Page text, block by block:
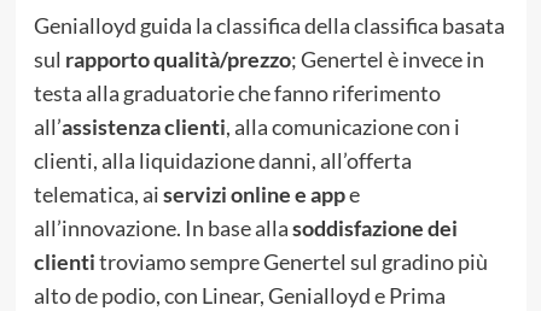
Genialloyd guida la classifica della classifica basata
sul rapporto qualità/prezzo; Genertel è invece in
testa alla graduatorie che fanno riferimento
all’assistenza clienti, alla comunicazione con i
clienti, alla liquidazione danni, all’offerta
telematica, aiservizi online e appe
all’innovazione. In base allasoddisfazione dei
clientitroviamo sempre Genertel sul gradino più
alto de podio, con Linear, Genialloyd e Prima